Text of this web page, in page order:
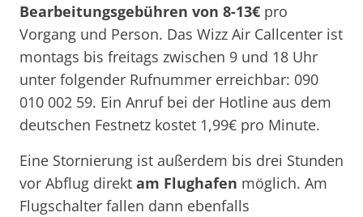
Bearbeitungsgebühren von 8-13€ pro
Vorgang und Person. Das Wizz Air Callcenter ist
montags bis freitags zwischen 9 und 18 Uhr
unter folgender Rufnummer erreichbar: 090
010 002 59. Ein Anruf bei der Hotline aus dem
deutschen Festnetz kostet 1,99€ pro Minute.
Eine Stornierung ist außerdem bis drei Stunden
vor Abflug direkt am Flughafen möglich. Am
Flugschalter fallen dann ebenfalls